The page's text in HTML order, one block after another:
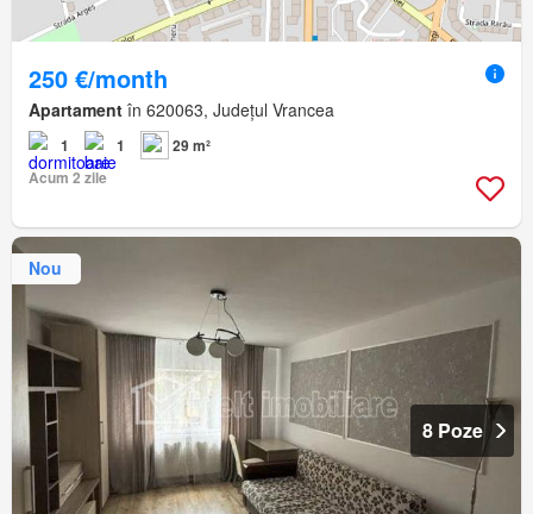
250 €/month
Apartament în 620063, Județul Vrancea
1 1
29 m²
Acum 2 zile
Nou
8 Poze